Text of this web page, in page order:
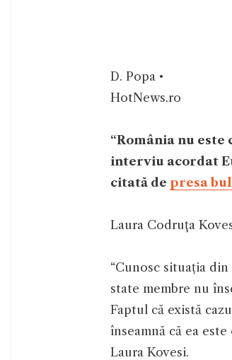
D. Popa •
HotNews.ro
“România nu
interviu acordat
citată de presa
Laura Codruţa
“Cunosc situația
state membre nu
Faptul că există
înseamnă că ea
Laura Kovesi.